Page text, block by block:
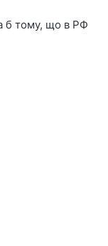
б тому, що в РФ